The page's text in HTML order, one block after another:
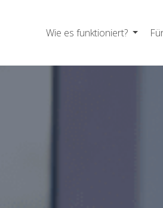
Wie es funktioniert?